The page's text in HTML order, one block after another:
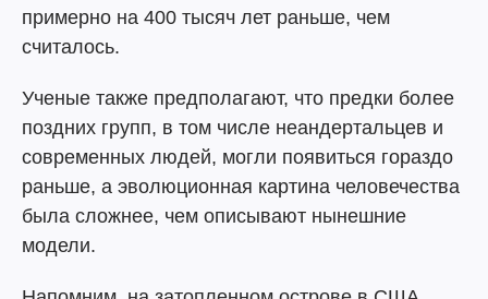
примерно на 400 тысяч лет раньше, чем
считалось.
Ученые также предполагают, что предки более
поздних групп, в том числе неандертальцев и
современных людей, могли появиться гораздо
раньше, а эволюционная картина человечества
была сложнее, чем описывают нынешние
модели.